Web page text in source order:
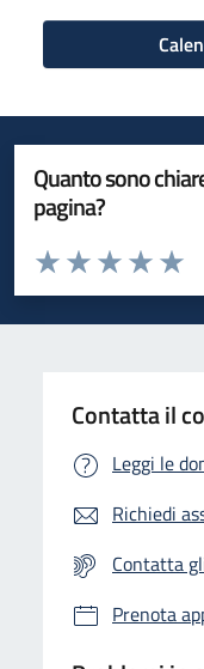
Quanto sono
pagina?
Valuta da 1 a 5 stelle la
Valuta 4
Valuta 3
Valuta 2 stelle
Valuta 1 stelle su 5
Contatta il
Leggi le
Richiedi
Contatta
Prenota